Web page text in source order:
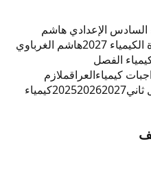
السادس الإعدادي هاشم
2027
هاشم الغرباوي
الفصل
كيمياءالعراقملازم
202520262027
كيمياء